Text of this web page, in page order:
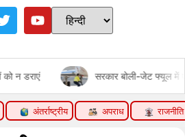
सरकार बोली-जेट फ्यूल में एथेनॉल मिलाने
अंतर्राष्ट्रीय अपराध राजनीति